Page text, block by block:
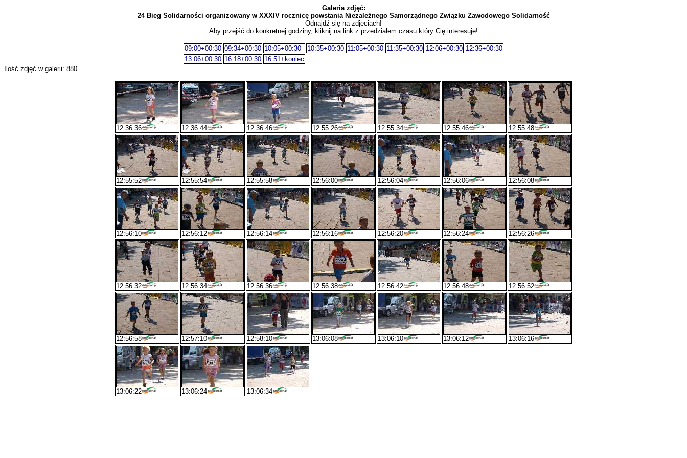
Galeria zdjęć:
24 Bieg Solidarności organizowany w XXXIV rocznicę powstania Niezależnego Samorządnego Związku Zawodowego Solidarność
Odnajdź się na zdjęciach!
Aby przejść do konkretnej godziny, kliknij na link z przedziałem czasu który Cię interesuje!
09:00+00:30 09:34+00:30 10:05+00:30 10:35+00:30 11:05+00:30 11:35+00:30 12:06+00:30 12:36+00:30
13:06+00:30 16:18+00:30 16:51+koniec
Ilość zdjęć w galerii: 880
12:36:36 12:36:44 12:36:46 12:55:26 12:55:34 12:55:46 12:55:48
12:55:52 12:55:54 12:55:58 12:56:00 12:56:04 12:56:06 12:56:08
12:56:10 12:56:12 12:56:14 12:56:16 12:56:20 12:56:24 12:56:26
12:56:32 12:56:34 12:56:36 12:56:38 12:56:42 12:56:48 12:56:52
12:56:58 12:57:10 12:58:10 13:06:08 13:06:10 13:06:12 13:06:16
13:06:22 13:06:24 13:06:34